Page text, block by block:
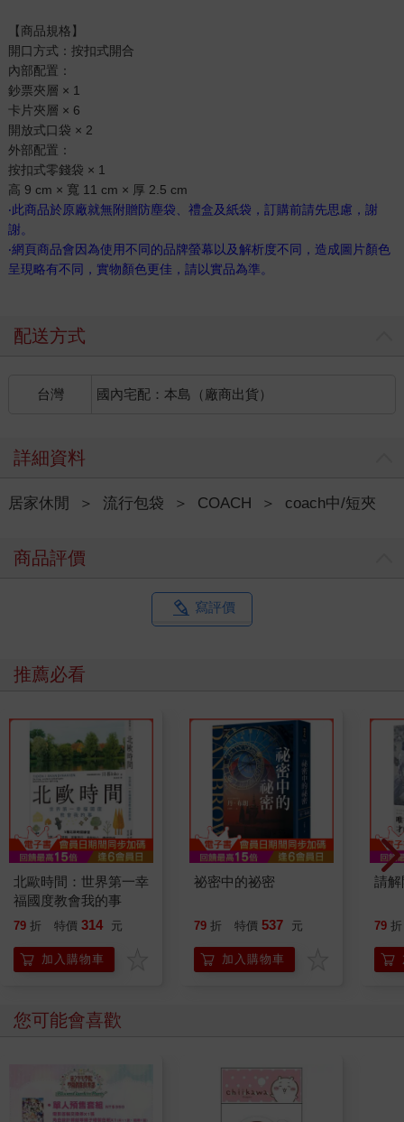
【商品規格】
開口方式：按扣式開合
內部配置：
鈔票夾層 × 1
卡片夾層 × 6
開放式口袋 × 2
外部配置：
按扣式零錢袋 × 1
高 9 cm × 寬 11 cm × 厚 2.5 cm
‧此商品於原廠就無附贈防塵袋、禮盒及紙袋，訂購前請先思慮，謝
謝。
‧網頁商品會因為使用不同的品牌螢幕以及解析度不同，造成圖片顏色
呈現略有不同，實物顏色更佳，請以實品為準。
配送方式
台灣 國內宅配：本島（廠商出貨）
詳細資料
居家休閒 ＞ 流行包袋 ＞ COACH ＞ coach中/短夾
商品評價
寫評價
推薦必看
北歐時間：世界第一幸
福國度教會我的事
79 折 特價 314 元
加入購物車
祕密中的祕密
79 折 特價 537 元
加入購物車
請解
79 折
您可能會喜歡